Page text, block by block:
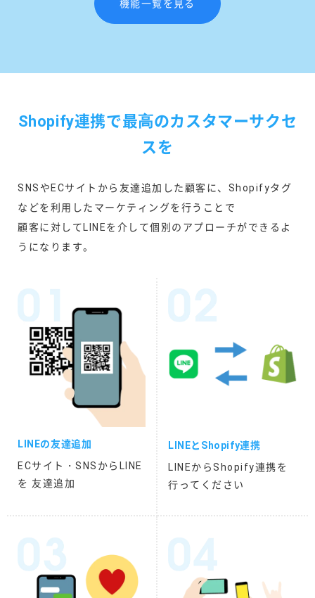
機能一覧を見る
Shopify連携で最⾼のカスタマーサクセ
スを
SNSやECサイトから友達追加した顧客に、Shopifyタグ
などを利用したマーケティングを行うことで
顧客に対してLINEを介して個別のアプローチができるよ
うになります。
LINEの友達追加
ECサイト・SNSからLINE
を 友達追加
LINEとShopify連携
LINEからShopify連携を
⾏ってください